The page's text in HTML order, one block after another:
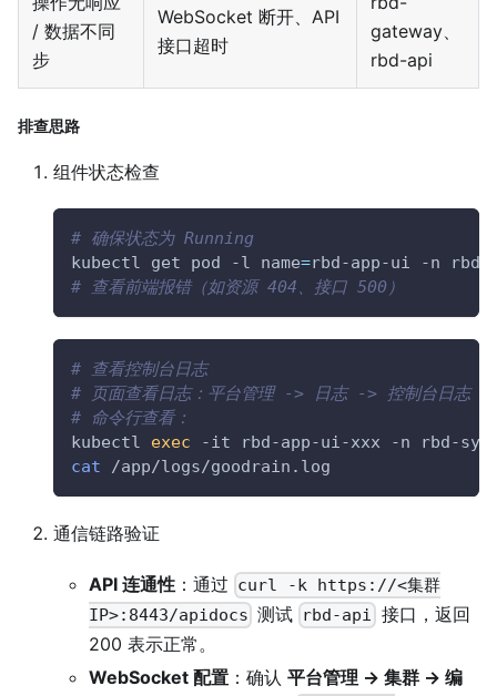
/ 数据不同
步
WebSocket 断开、API
接口超时
gateway、
rbd-api
排查思路
组件状态检查
# 确保状态为 Running
kubectl get pod
-l name=rbd-app-ui -n rbd-
# 查看前端报错（如资源 404、接口 500）
# 查看控制台日志
# 页面查看日志：平台管理 -> 日志 -> 控制台日志
# 命令行查看：
kubectl exec -it rbd-app-ui-xxx -n rbd-
cat /app/logs/goodrain.log
通信链路验证
API 连通性 ：通过 curl -k https://<集群
IP>:8443/apidocs 测试 rbd-api 接口，返回
200 表示正常。
WebSocket 配置 ：确认 平台管理 → 集群 → 编